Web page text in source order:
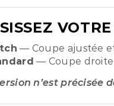
— Coupe ajustée
— Coupe
n’est précisée